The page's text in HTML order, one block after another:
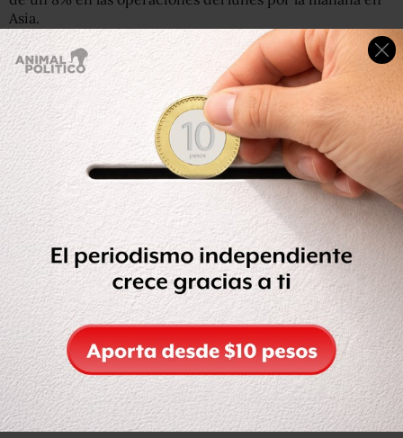
Asia.
Getty Images
Fotografía de archivo del transporte marítimo en el
estrecho de Ormuz, que ahora se ha paralizado.
Múltiples incidentes